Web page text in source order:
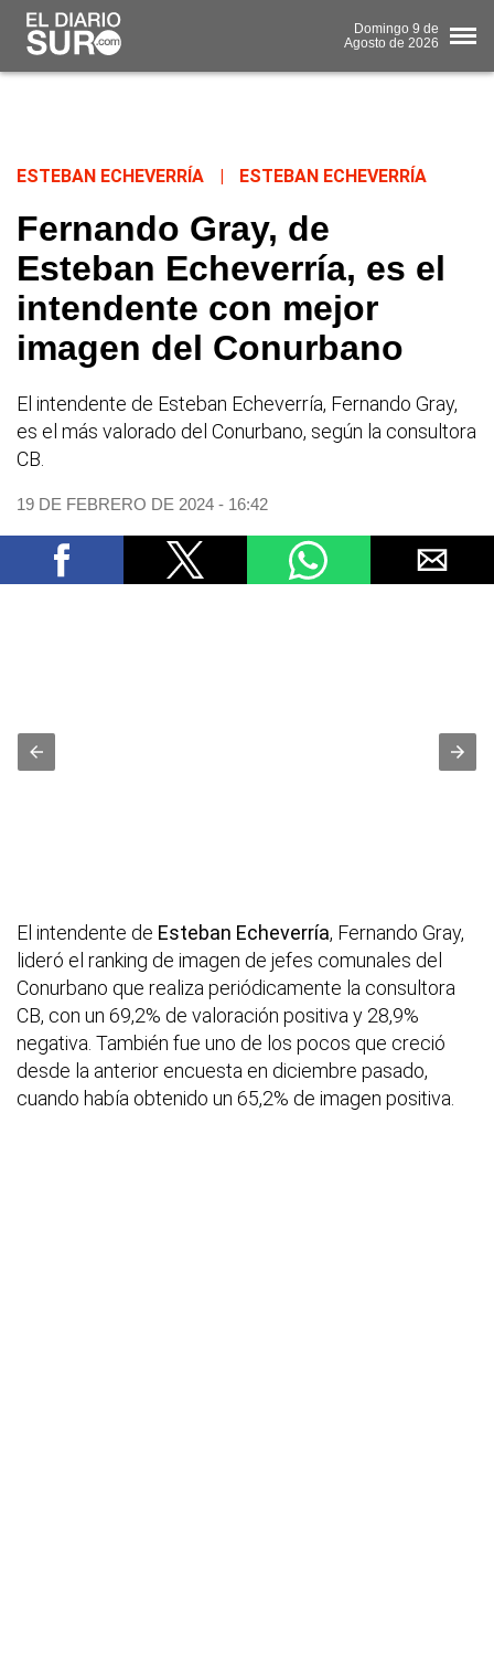
Domingo 9 de
Agosto de 2026
ESTEBAN ECHEVERRÍA ESTEBAN ECHEVERRÍA
Fernando Gray, de
Esteban Echeverría, es el
intendente con mejor
imagen del Conurbano
El intendente de Esteban Echeverría, Fernando Gray,
es el más valorado del Conurbano, según la consultora
CB.
19 DE FEBRERO DE 2024 - 16:42
El intendente de Esteban Echeverría, Fernando Gray,
lideró el ranking de imagen de jefes comunales del
Conurbano que realiza periódicamente la consultora
CB, con un 69,2% de valoración positiva y 28,9%
negativa. También fue uno de los pocos que creció
desde la anterior encuesta en diciembre pasado,
cuando había obtenido un 65,2% de imagen positiva.